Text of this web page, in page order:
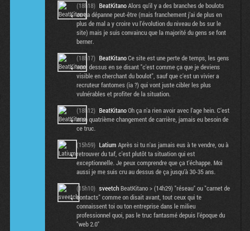
(18h18) BeatKitanoAlors qu'il y a des branches de boulots
ou ça dépanne peut-être (mais franchement j'ai de plus en
plus de mal a y croire vu l'évolution du niveau de bs sur le
site) mais je suis convaincu que la majorité du gens se font
berner.
(18h17) BeatKitanoCe site est une perte de temps, les gens
vont dessus en se disant "c'est comme ça que je deviens
visible en cherchant du boulot", sauf que c'est un vivier a
recruteur fantomes (ia ?) qui vont juste cibler les plus
vulnérables et profiter de la situation.
(18h12) BeatKitanoOh ça n'a rien avoir avec l'age hein. C'est
mon quatrième changement de carrière, jamais eu besoin de
ce truc.
(15h59) Latium Après si tu n'as jamais eus à te vendre, ou à
retrouver du taf, c'est plutôt ta situation qui est
exceptionnelle. Je peux comprendre que ça t'échappe. Moi
aussi je me suis cru au dessus de ça jusqu'à 30-35 ans.
(15h10) sveetch BeatKitano > (14h29) "réseau" ou "carnet de
contacts" comme on disait avant, tout ceux qui te
connaissent toi ou ton entreprise dans le milieu
professionnel quoi, pas le truc fantasmé depuis l'époque du
"web 2.0"